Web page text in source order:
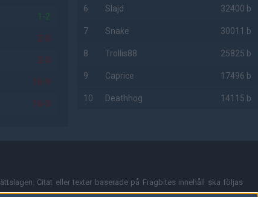
1-2
2-0
2-0
16-9
16-3
6 Slajd 32400 b
7 Snake 30011 b
8 Trollis88 25825 b
9 Caprice 17496 b
10 Deathhog 14115 b
Citat eller texter baserade på Fragbites innehåll ska följas